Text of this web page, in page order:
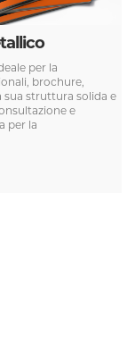
per la
brochure,
sua struttura solida e
e
per la